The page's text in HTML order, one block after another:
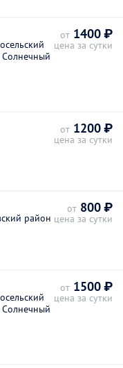
от 1400 ₽
цена за сутки
от 1200 ₽
цена за сутки
район
от 800 ₽
цена за сутки
от 1500 ₽
цена за сутки